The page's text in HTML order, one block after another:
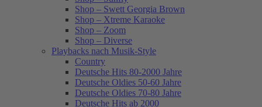
Shop – Swett Georgia Brown
Shop – Xtreme Karaoke
Shop – Zoom
Shop – Diverse
Playbacks nach Musik-Style
Country
Deutsche Hits 80-2000 Jahre
Deutsche Oldies 50-60 Jahre
Deutsche Oldies 70-80 Jahre
Deutsche Hits ab 2000